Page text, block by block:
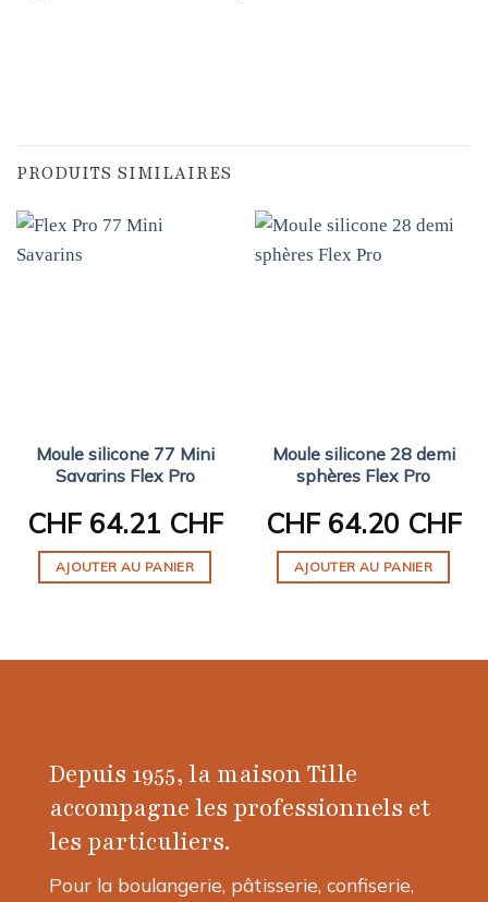
PRODUITS SIMILAIRES
Moule silicone 77 Mini
Savarins Flex Pro
CHF64.21 CHF
AJOUTER AU PANIER
Moule silicone 28 demi
sphères Flex Pro
CHF64.20 CHF
AJOUTER AU PANIER
Depuis 1955, la maison Tille
accompagne les professionnels et
les particuliers.
Pour la boulangerie, pâtisserie, confiserie,